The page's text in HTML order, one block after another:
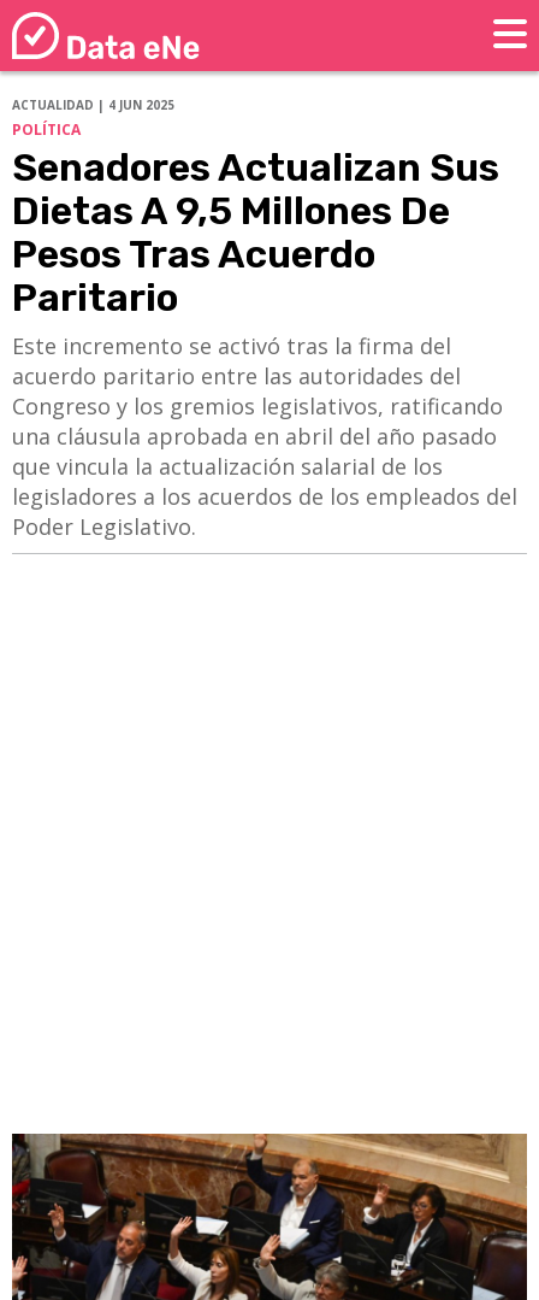
ACTUALIDAD | 4 JUN 2025
POLÍTICA
Senadores Actualizan Sus
Dietas A 9,5 Millones De
Pesos Tras Acuerdo
Paritario
Este incremento se activó tras la firma del
acuerdo paritario entre las autoridades del
Congreso y los gremios legislativos, ratificando
una cláusula aprobada en abril del año pasado
que vincula la actualización salarial de los
legisladores a los acuerdos de los empleados del
Poder Legislativo.